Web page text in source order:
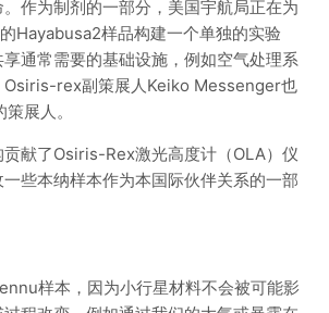
作为制剂的一部分，美国宇航局正在为
Hayabusa2样品构建一个单独的实验
通常需要的基础设施，例如空气处理系
Osiris-rex副策展人Keiko Messenger也
展人。
贡献了Osiris-Rex激光高度计（OLA）仪
些本纳样本作为本国际伙伴关系的一部
样本，因为小行星材料不会被可能影